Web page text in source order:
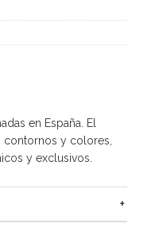
en España. El
y colores,
y exclusivos.